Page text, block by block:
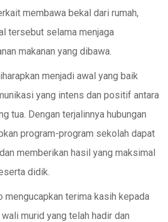
membawa bekal dari rumah,
tersebut selama menjaga
makanan yang dibawa.
menjadi awal yang baik
yang intens dan positif antara
tua. Dengan terjalinnya hubungan
program-program sekolah dapat
memberikan hasil yang maksimal
didik.
mengucapkan terima kasih kepada
murid yang telah hadir dan